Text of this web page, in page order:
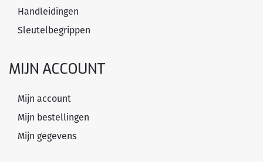
Handleidingen
Sleutelbegrippen
MIJN ACCOUNT
Mijn account
Mijn bestellingen
Mijn gegevens